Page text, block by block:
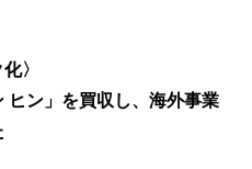
〉
ン」を買収し、海外事業